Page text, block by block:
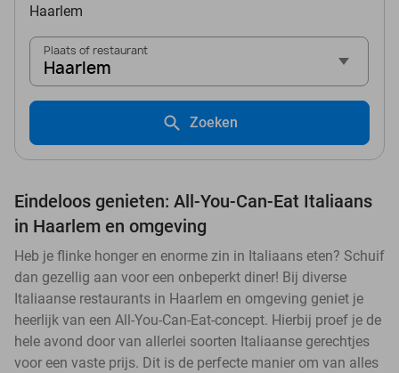
Haarlem
Plaats of restaurant
Haarlem
Zoeken
Eindeloos genieten: All-You-Can-Eat Italiaans
in Haarlem en omgeving
Heb je flinke honger en enorme zin in Italiaans eten? Schuif
dan gezellig aan voor een onbeperkt diner! Bij diverse
Italiaanse restaurants in Haarlem en omgeving geniet je
heerlijk van een All-You-Can-Eat-concept. Hierbij proef je de
hele avond door van allerlei soorten Italiaanse gerechtjes
voor een vaste prijs. Dit is de perfecte manier om van alles